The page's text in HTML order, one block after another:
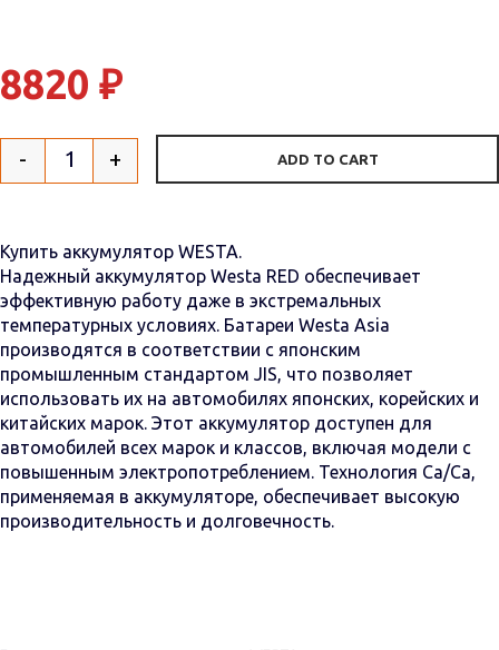
8820 ₽
Quantity
- + ADD TO CART
Купить аккумулятор WESTA.
Надежный аккумулятор Westa RED обеспечивает
эффективную работу даже в экстремальных
температурных условиях. Батареи Westa Asia
производятся в соответствии с японским
промышленным стандартом JIS, что позволяет
использовать их на автомобилях японских, корейских и
китайских марок. Этот аккумулятор доступен для
автомобилей всех марок и классов, включая модели с
повышенным электропотреблением. Технология Са/Са,
применяемая в аккумуляторе, обеспечивает высокую
производительность и долговечность.